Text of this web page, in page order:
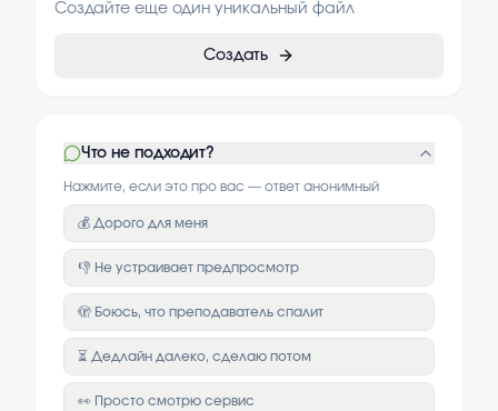
Создайте еще один уникальный файл
Создать
Что не подходит?
Нажмите, если это про вас — ответ анонимный
💰 Дорого для меня
👎 Не устраивает предпросмотр
🫣 Боюсь, что преподаватель спалит
⏳ Дедлайн далеко, сделаю потом
👀 Просто смотрю сервис